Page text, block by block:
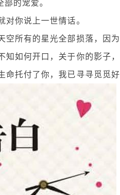
的宠爱。
你说上一世情话。
所有的星光全部损落，因
如何开口，关于你的影子，
托付了你，我已寻寻觅觅